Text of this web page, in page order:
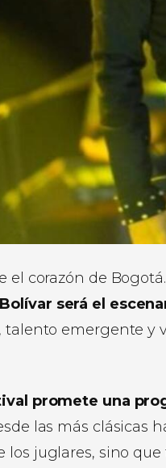
el corazón de
será el
emergente y
promete una
las más clásicas
los juglares, sino